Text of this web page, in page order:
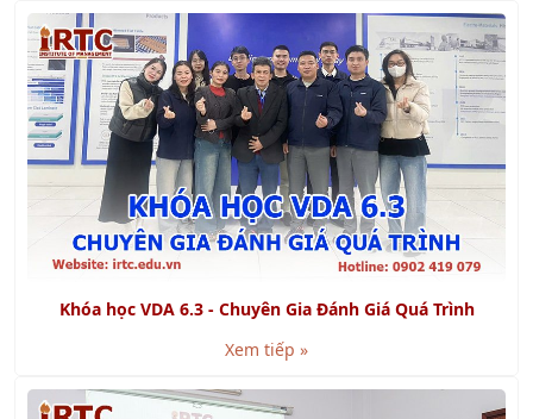
Khóa học Kỹ năng Viết Báo Cáo chuyên nghiệp
Xem tiếp »
GMP là gì? Cách đạt chứng nhận GMP